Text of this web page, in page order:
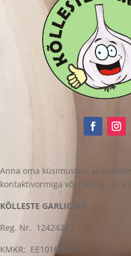
Anna oma küsimustest ja
kontaktivormiga või helista +372
KÕLLESTE GARLIC OÜ
Reg. Nr. 12424202
KMKR: EE101646457